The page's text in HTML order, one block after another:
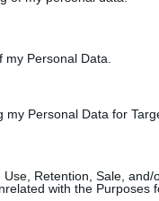
Personal Data.
Personal Data for
Retention, Sale, and/
with the Purposes